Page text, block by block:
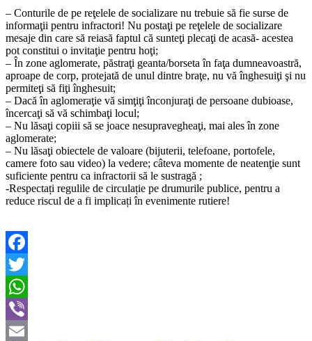
– Conturile de pe reţelele de socializare nu trebuie să fie surse de
informaţii pentru infractori! Nu postaţi pe reţelele de socializare
mesaje din care să reiasă faptul că sunteţi plecaţi de acasă- acestea
pot constitui o invitaţie pentru hoţi;
– În zone aglomerate, păstraţi geanta/borseta în faţa dumneavoastră,
aproape de corp, protejată de unul dintre braţe, nu vă înghesuiţi şi nu
permiteţi să fiţi înghesuit;
– Dacă în aglomeraţie vă simţiţi înconjuraţi de persoane dubioase,
încercaţi să vă schimbaţi locul;
– Nu lăsaţi copiii să se joace nesupravegheaţi, mai ales în zone
aglomerate;
– Nu lăsaţi obiectele de valoare (bijuterii, telefoane, portofele,
camere foto sau video) la vedere; câteva momente de neatenţie sunt
suficiente pentru ca infractorii să le sustragă ;
-Respectați regulile de circulație pe drumurile publice, pentru a
reduce riscul de a fi implicați în evenimente rutiere!
Facebook
Twitter
WhatsApp
Viber